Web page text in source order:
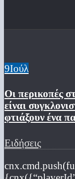
9Ιούλ
Οι περικοπές
είναι
φτιάξουν ένα
Ειδήσεις